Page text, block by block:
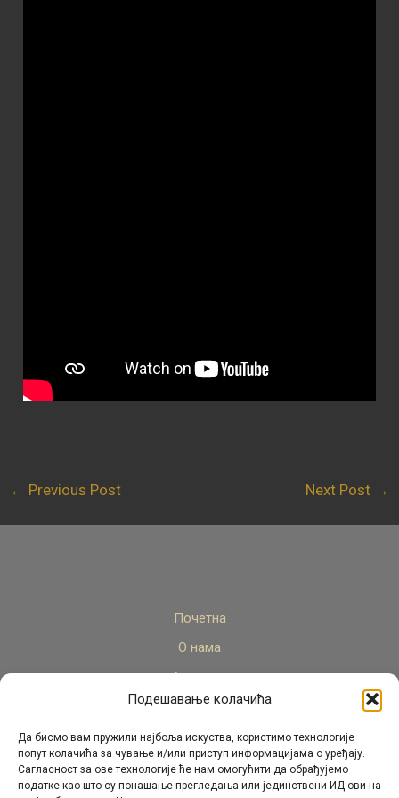
Подешавање колачића
Да бисмо вам пружили најбоља искуства, користимо технологије
попут колачића за чување и/или приступ информацијама о уређају.
Сагласност за ове технологије ће нам омогућити да обрађујемо
податке као што су понашање прегледања или јединствени ИД-ови на
← Previous Post Next Post →
Почетна
О нама
Актуелно
Стручни кадар
Пројекти
Архива
Контакт